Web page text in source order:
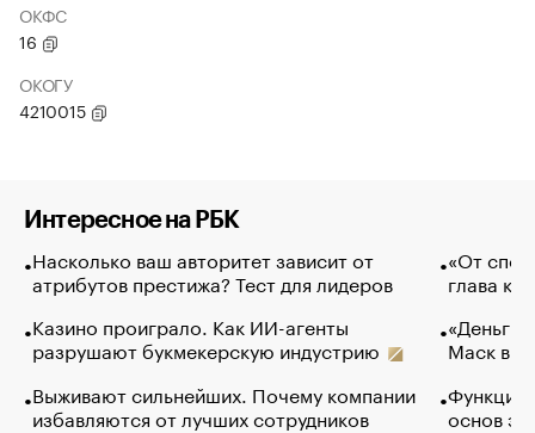
ОКФС
16
ОКОГУ
4210015
Интересное на РБК
Насколько ваш авторитет зависит от
атрибутов престижа? Тест для лидеров
Казино проиграло. Как ИИ-агенты
разрушают букмекерскую индустрию
Выживают сильнейших. Почему компании
избавляются от лучших сотрудников
«От
глава
«Деньги
Маск в
Функции
основ